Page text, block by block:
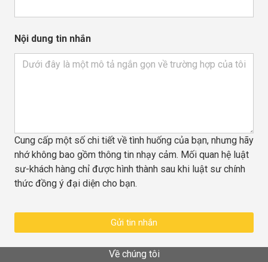
Nội dung tin nhắn
Cung cấp một số chi tiết về tình huống của bạn, nhưng hãy
nhớ không bao gồm thông tin nhạy cảm. Mối quan hệ luật
sư-khách hàng chỉ được hình thành sau khi luật sư chính
thức đồng ý đại diện cho bạn.
Gửi tin nhắn
Về chúng tôi